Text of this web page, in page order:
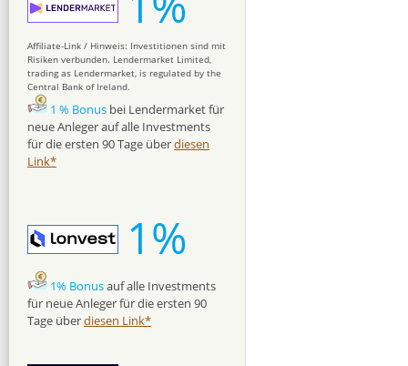
Affiliate-Link / Hinweis: Investitionen sind mit
Risiken verbunden. Lendermarket Limited,
trading as Lendermarket, is regulated by the
Central Bank of Ireland.
1 % Bonus bei Lendermarket für
neue Anleger auf alle Investments
für die ersten 90 Tage überdiesen
Link*
1%
1% Bonusauf alle Investments
für neue Anleger für die ersten 90
Tage überdiesen Link*